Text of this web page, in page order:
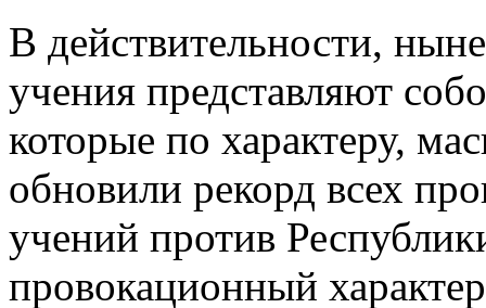
В действительности,
учения представляют
которые по характеру,
обновили рекорд всех
учений против
провокационный